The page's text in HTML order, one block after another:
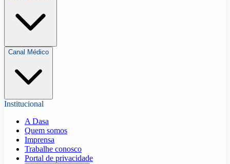
Canal Médico
Institucional
A Dasa
Quem somos
Imprensa
Trabalhe conosco
Portal de privacidade